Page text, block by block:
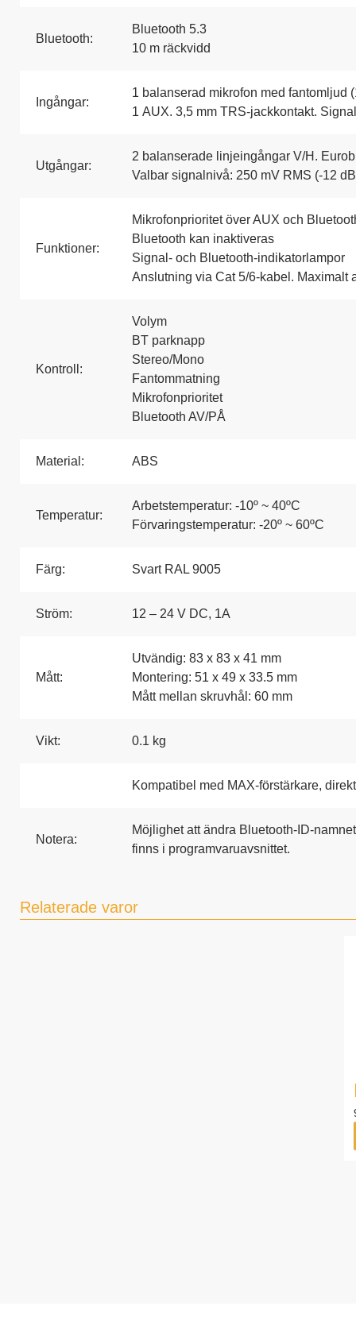
Bluetooth:
Bluetooth 5.3
10 m räckvidd
Ingångar:
1 balanserad mikrofon med fantomljud
1 AUX. 3,5 mm TRS-jackkontakt.
Utgångar:
2 balanserade linjeingångar V/H.
Valbar signalnivå: 250 mV RMS (-12
Funktioner:
Mikrofonprioritet över AUX och
Bluetooth kan inaktiveras
Signal- och Bluetooth-indikatorlampor
Anslutning via Cat 5/6-kabel. Maximalt
Kontroll:
Volym
BT parknapp
Stereo/Mono
Fantommatning
Mikrofonprioritet
Bluetooth AV/PÅ
Material: ABS
Temperatur:
Arbetstemperatur: -10º ~ 40ºC
Förvaringstemperatur: -20º ~ 60ºC
Färg: Svart RAL 9005
Ström: 12 – 24 V DC, 1A
Mått:
Utvändig: 83 x 83 x 41 mm
Montering: 51 x 49 x 33.5 mm
Mått mellan skruvhål: 60 mm
Vikt: 0.1 kg
Kompatibel med MAX-förstärkare,
Notera:
Möjlighet att ändra Bluetooth-ID-
finns i programvaruavsnittet.
Relaterade varor